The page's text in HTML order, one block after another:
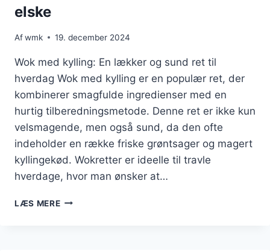
elske
Afwmk 19. december 2024
Wok med kylling: En lækker og sund ret til
hverdag Wok med kylling er en populær ret, der
kombinerer smagfulde ingredienser med en
hurtig tilberedningsmetode. Denne ret er ikke kun
velsmagende, men også sund, da den ofte
indeholder en række friske grøntsager og magert
kyllingekød. Wokretter er ideelle til travle
hverdage, hvor man ønsker at…
LÆS MEREWOK